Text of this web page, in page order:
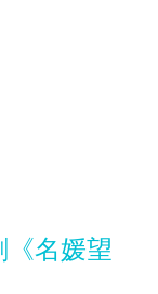
《名媛望